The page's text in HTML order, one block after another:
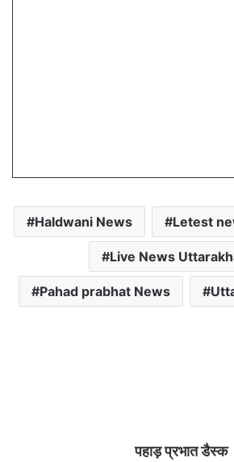
Haldwani News Letest
Live News
Pahad prabhat News
पहाड़ प्रभात डैस्क